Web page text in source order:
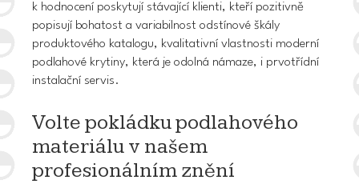
k hodnocení poskytují stávající klienti, kteří pozitivně
popisují bohatost a variabilnost odstínové škály
produktového katalogu, kvalitativní vlastnosti moderní
podlahové krytiny, která je odolná námaze, i prvotřídní
instalační servis.
Volte pokládku podlahového
materiálu v našem
profesionálním znění